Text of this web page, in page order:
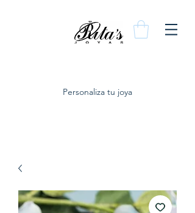
Personaliza tu joya